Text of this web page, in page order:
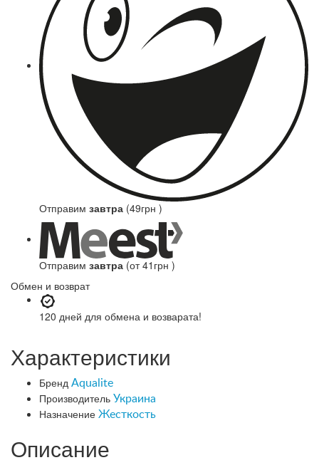
Отправим завтра (49грн )
Отправим завтра (от 41грн )
Обмен и возврат
120 дней для обмена и возварата!
Характеристики
Бренд Aqualite
Производитель Украина
Назначение Жесткость
Описание